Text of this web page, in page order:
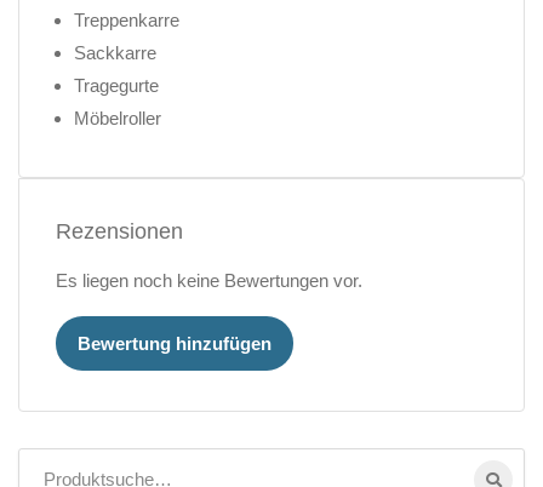
Treppenkarre
Sackkarre
Tragegurte
Möbelroller
Rezensionen
Es liegen noch keine Bewertungen vor.
Bewertung hinzufügen